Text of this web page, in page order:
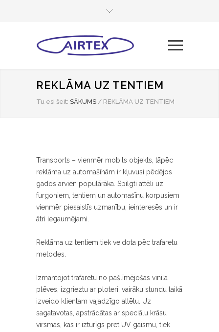
REKLĀMA UZ TENTIEM
Tu esi šeit: SĀKUMS / REKLĀMA UZ TENTIEM
Transports – vienmēr mobils objekts, tāpēc
reklāma uz automašīnām ir kļuvusi pēdējos
gados arvien populārāka. Spilgti attēli uz
furgoniem, tentiem un automašīnu korpusiem
vienmēr piesaistīs uzmanību, ieinteresēs un ir
ātri iegaumējami.
Reklāma uz tentiem tiek veidota pēc trafaretu
metodes.
Izmantojot trafaretu no pašlīmējošas vinila
plēves, izgrieztu ar ploteri, vairāku stundu laikā
izveido klientam vajadzīgo attēlu. Uz
sagatavotas, apstrādātas ar speciālu krāsu
virsmas, kas ir izturīgs pret UV gaismu, tiek